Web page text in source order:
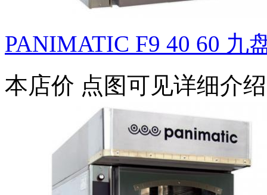
PANIMATIC F9 40 60 九
本店价 点图可见详细介绍